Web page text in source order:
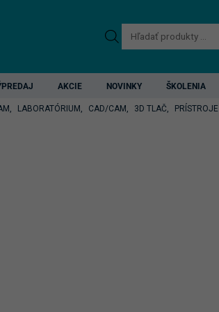
Products
search
AKCIE NOVINKY ŠKOLENIA
, LABORATÓRIUM , CAD/CAM , 3D TLAČ, PRÍSTROJE